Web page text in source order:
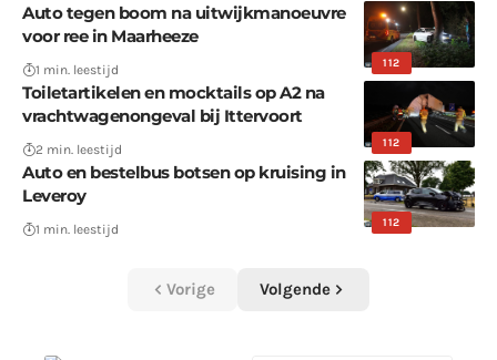
112
Auto tegen boom na uitwijkmanoeuvre
voor ree in Maarheeze
1 min. leestijd
112
Toiletartikelen en mocktails op A2 na
vrachtwagenongeval bij Ittervoort
2 min. leestijd
112
Auto en bestelbus botsen op kruising in
Leveroy
1 min. leestijd
Vorige Volgende